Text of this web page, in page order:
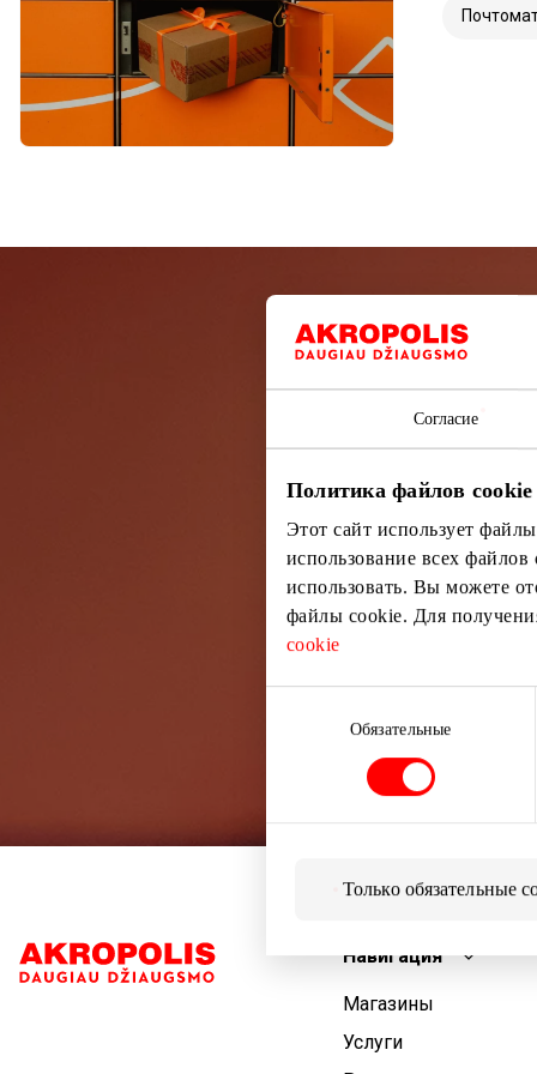
Согласие
Политика файлов cookie
Этот сайт использует
использование всех
использовать. Вы можете
файлы cookie. Для
cookie
Обязательные
Только обязательные
Узнайте
Навигация
Магазины
Услуги